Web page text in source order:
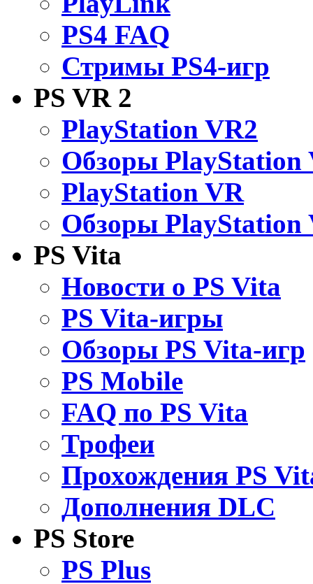
PS4 FAQ
Стримы PS4-игр
PS VR 2
PlayStation VR2
Обзоры PlayStation
PlayStation VR
Обзоры PlayStation
PS Vita
Новости о PS Vita
PS Vita-игры
Обзоры PS Vita-игр
PS Mobile
FAQ по PS Vita
Трофеи
Прохождения PS
Дополнения DLC
PS Store
PS Plus